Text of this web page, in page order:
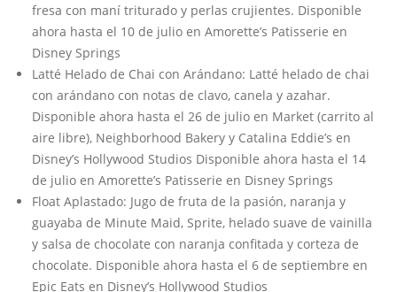
fresa con maní triturado y perlas crujientes. Disponible
ahora hasta el 10 de julio en Amorette’s Patisserie en
Disney Springs
Latté Helado de Chai con Arándano: Latté helado de chai
con arándano con notas de clavo, canela y azahar.
Disponible ahora hasta el 26 de julio en Market (carrito al
aire libre), Neighborhood Bakery y Catalina Eddie’s en
Disney’s Hollywood Studios Disponible ahora hasta el 14
de julio en Amorette’s Patisserie en Disney Springs
Float Aplastado: Jugo de fruta de la pasión, naranja y
guayaba de Minute Maid, Sprite, helado suave de vainilla
y salsa de chocolate con naranja confitada y corteza de
chocolate. Disponible ahora hasta el 6 de septiembre en
Epic Eats en Disney’s Hollywood Studios